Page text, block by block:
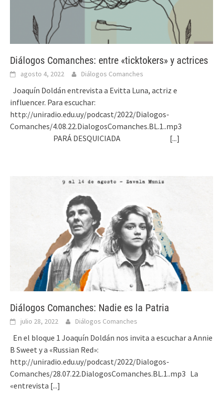
Diálogos Comanches: entre «ticktokers» y actrices
agosto 4, 2022 Diálogos Comanches
Joaquín Doldán entrevista a Evitta Luna, actriz e
influencer. Para escuchar:
http://uniradio.edu.uy/podcast/2022/Dialogos-
Comanches/4.08.22.DialogosComanches.BL.1..mp3
PARÁ DESQUICIADA [...]
Diálogos Comanches: Nadie es la Patria
julio 28, 2022 Diálogos Comanches
En el bloque 1 Joaquín Doldán nos invita a escuchar a Annie
B Sweet y a «Russian Red»:
http://uniradio.edu.uy/podcast/2022/Dialogos-
Comanches/28.07.22.DialogosComanches.BL.1..mp3 La
«entrevista [...]